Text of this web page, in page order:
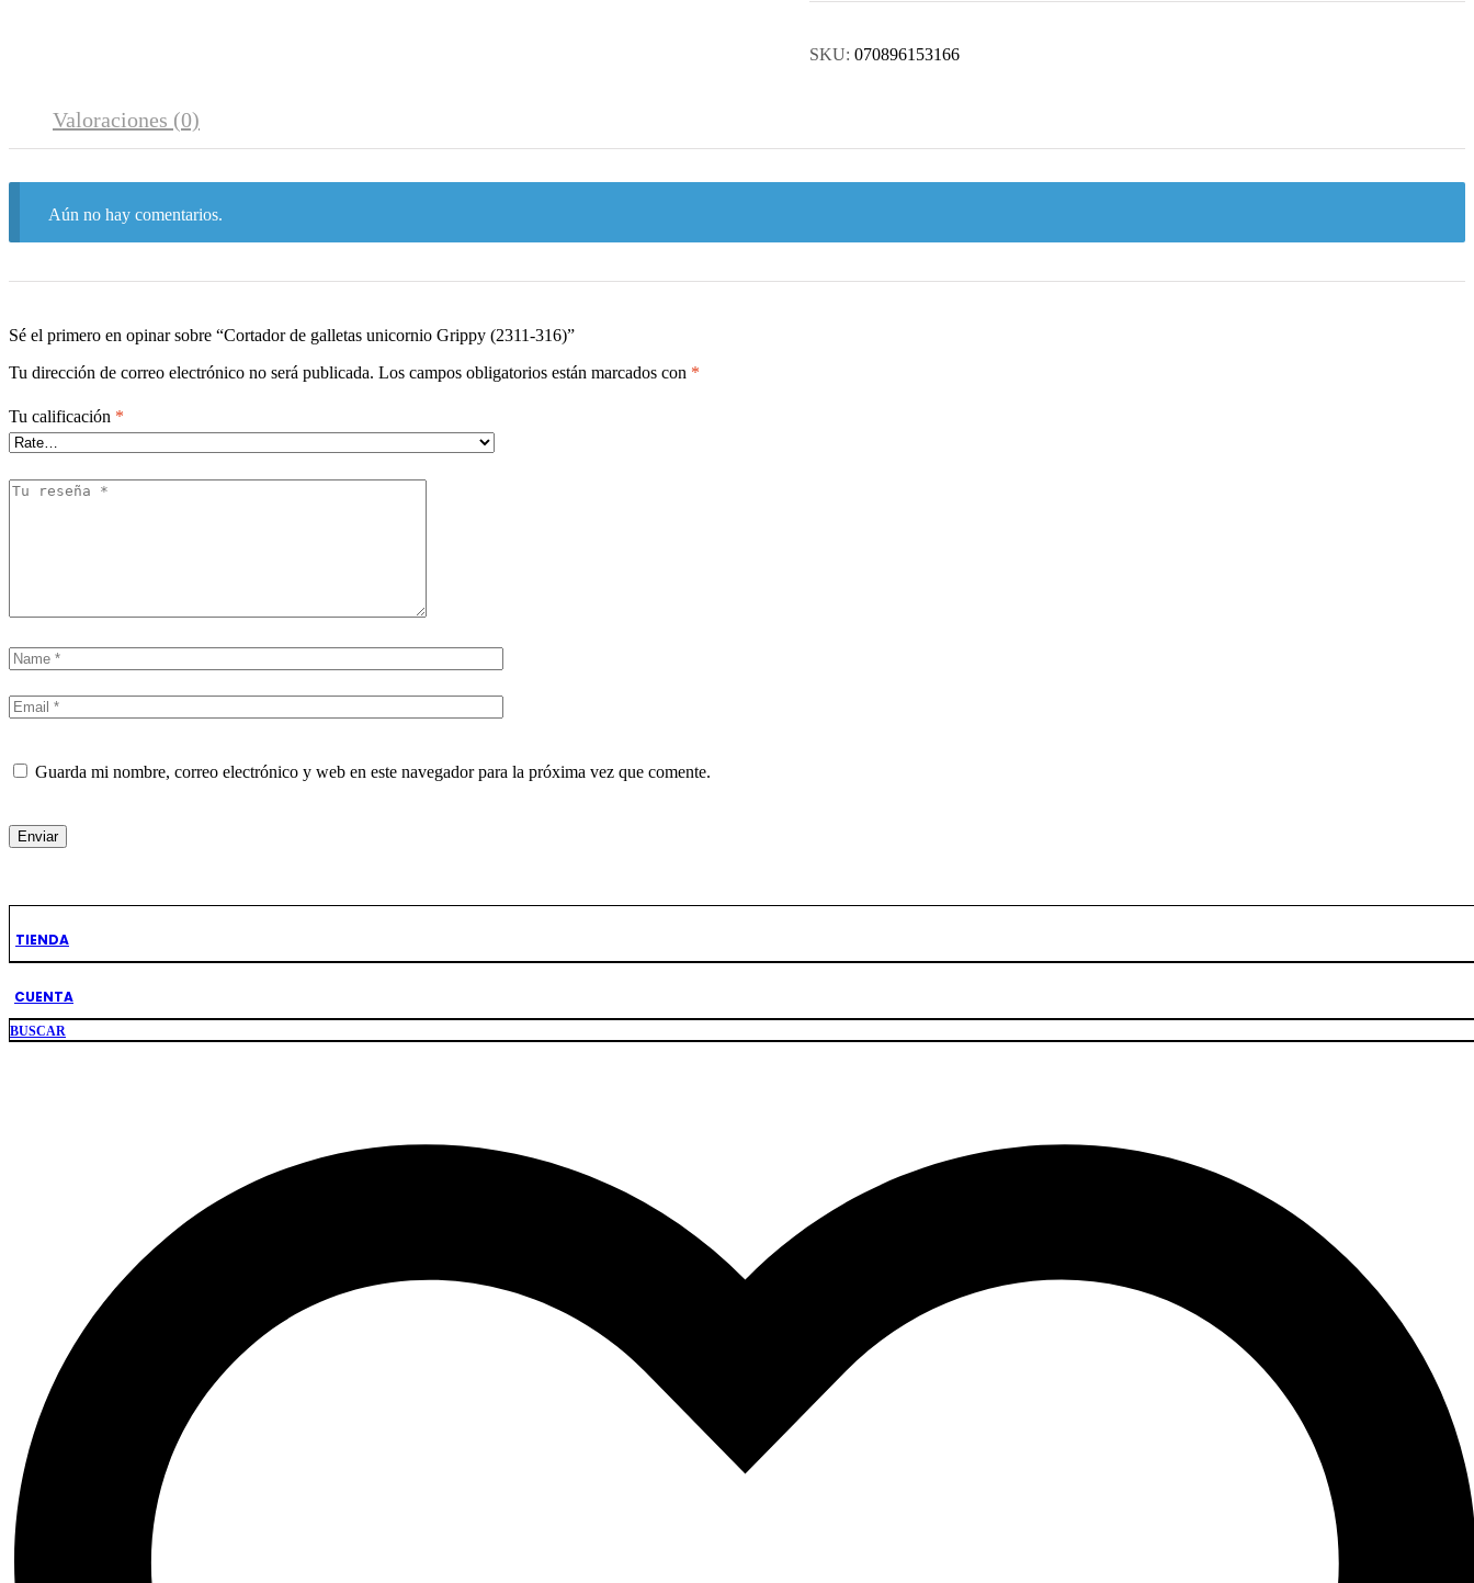
SKU:070896153166
Valoraciones (0)
Aún no hay comentarios.
Sé el primero en opinar sobre “Cortador de galletas unicornio Grippy (2311-316)”
Tu dirección de correo electrónico no será publicada. Los campos obligatorios están marcados con *
Tu calificación *
Guarda mi nombre, correo electrónico y web en este navegador para la próxima vez que comente.
Enviar
Productos Relacionados
TIENDA
CUENTA
BUSCAR